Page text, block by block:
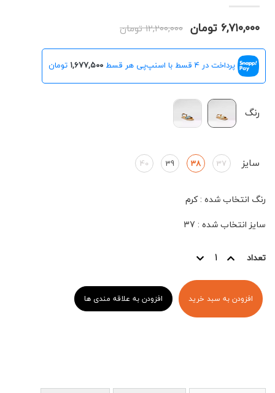
۶,۷۱۰,۰۰۰ تومان ۱۲,۲۰۰,۰۰۰ تومان
پرداخت در 4 قسط با اسنپ‌پی هر قسط ۱,۶۷۷,۵۰۰ تومان
رنگ
سایز 37
38
39
40
رنگ انتخاب شده :کرم
سایز انتخاب شده :
37
تعداد
افزودن به سبد خرید افزودن به علاقه مندی ها